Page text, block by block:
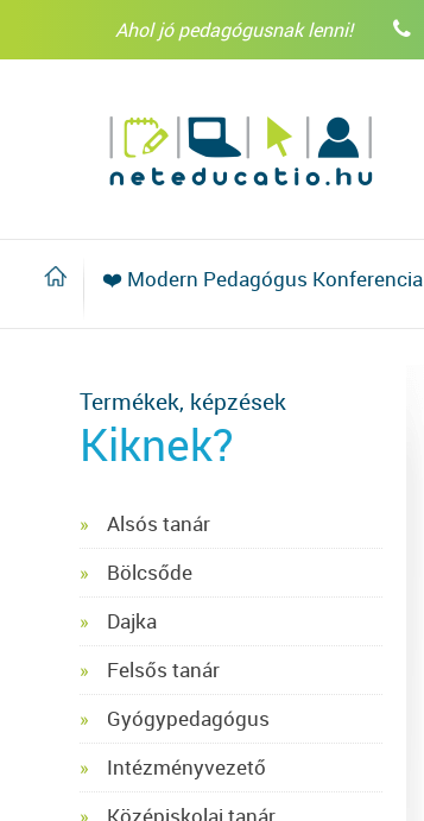
Ahol jó pedagógusnak lenni!
❤️ Modern Pedagógus Konferencia
Termékek, képzések
Kiknek?
Alsós tanár
Bölcsőde
Dajka
Felsős tanár
Gyógypedagógus
Intézményvezető